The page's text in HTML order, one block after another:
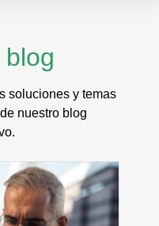
blog
soluciones y temas
nuestro blog